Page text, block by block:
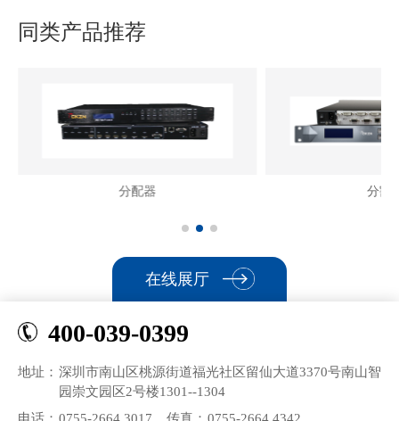
同类产品推荐
分配器 分割
在线展厅
400-039-0399
地址： 深圳市南山区桃源街道福光社区留仙大道3370号南山智
园崇文园区2号楼1301--1304
电话： 0755-2664 3017 传真： 0755-2664 4342